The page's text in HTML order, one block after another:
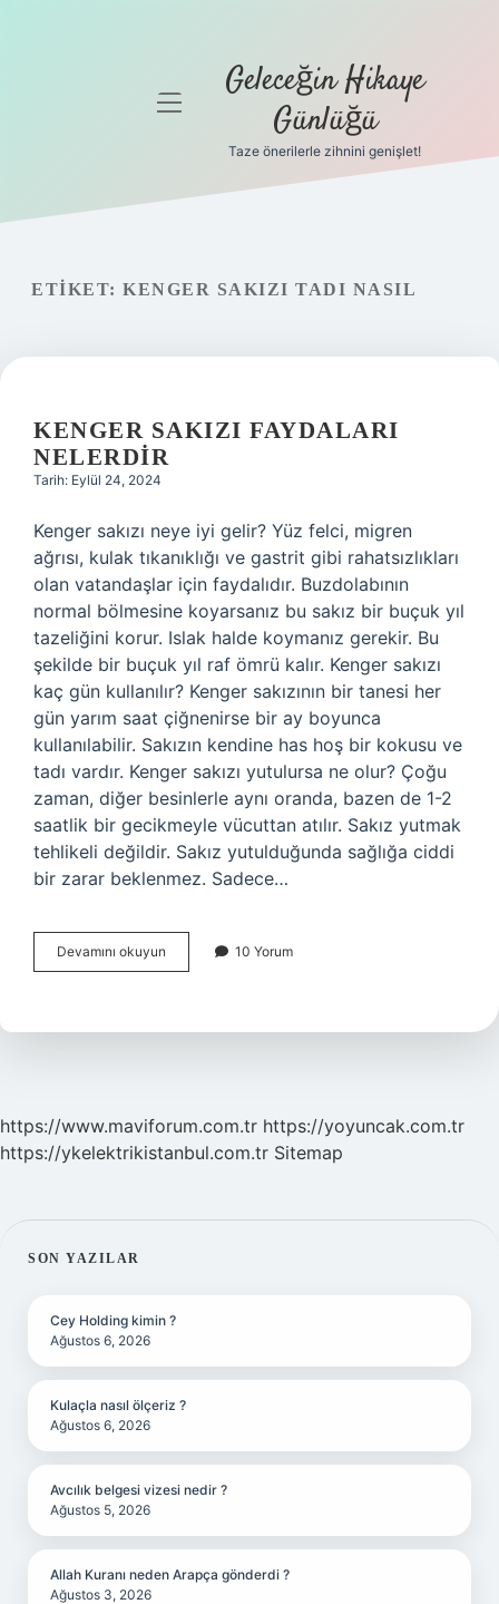
Gizlilik
Yasal Uyarı
Hakkımızda
menüyü Geleceğin Hikaye
Günlüğü
Taze önerilerle zihnini genişlet!
ETIKET: KENGER SAKIZI TADI NASIL
KENGER SAKIZI FAYDALARI
NELERDIR
Tarih: Eylül 24, 2024
Kenger sakızı neye iyi gelir? Yüz felci, migren
ağrısı, kulak tıkanıklığı ve gastrit gibi rahatsızlıkları
olan vatandaşlar için faydalıdır. Buzdolabının
normal bölmesine koyarsanız bu sakız bir buçuk yıl
tazeliğini korur. Islak halde koymanız gerekir. Bu
şekilde bir buçuk yıl raf ömrü kalır. Kenger sakızı
kaç gün kullanılır? Kenger sakızının bir tanesi her
gün yarım saat çiğnenirse bir ay boyunca
kullanılabilir. Sakızın kendine has hoş bir kokusu ve
tadı vardır. Kenger sakızı yutulursa ne olur? Çoğu
zaman, diğer besinlerle aynı oranda, bazen de 1-2
saatlik bir gecikmeyle vücuttan atılır. Sakız yutmak
tehlikeli değildir. Sakız yutulduğunda sağlığa ciddi
bir zarar beklenmez. Sadece…
Devamını okuyun
Sakızı
10 Yorum
https://www.maviforum.com.tr https://yoyuncak.com.tr
https://ykelektrikistanbul.com.tr Sitemap
SIDEBAR
SON YAZILAR
Cey Holding kimin ?
Ağustos 6, 2026
Kulaçla nasıl ölçeriz ?
Ağustos 6, 2026
Avcılık belgesi vizesi nedir ?
Ağustos 5, 2026
Allah Kuranı neden Arapça gönderdi ?
Ağustos 3, 2026